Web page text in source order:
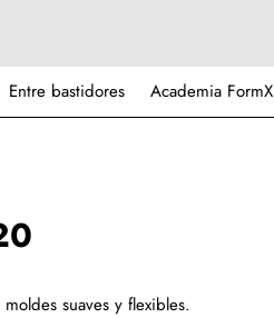
Entre bastidores Academia FormX
moldes suaves y flexibles.